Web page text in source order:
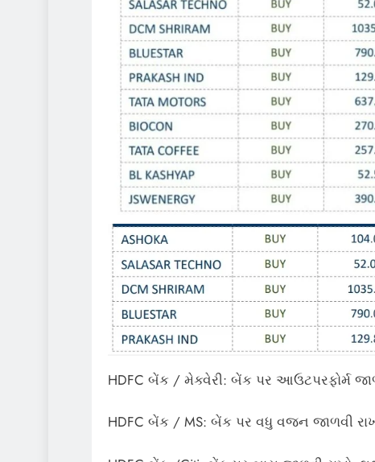
HDFC બેંક / મેક્વેરી: બેંક પર આઉટપરફોર્મ
HDFC બેંક / MS: બેંક પર વધુ વજન જાળવી